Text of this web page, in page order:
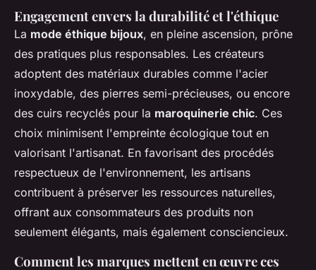
Engagement envers la durabilité et l'éthique
La mode éthique bijoux, en pleine ascension, prône
des pratiques plus responsables. Les créateurs
adoptent des matériaux durables comme l'acier
inoxydable, des pierres semi-précieuses, ou encore
des cuirs recyclés pour la maroquinerie chic. Ces
choix minimisent l'empreinte écologique tout en
valorisant l'artisanat. En favorisant des procédés
respectueux de l'environnement, les artisans
contribuent à préserver les ressources naturelles,
offrant aux consommateurs des produits non
seulement élégants, mais également consciencieux.
Comment les marques mettent en œuvre ces